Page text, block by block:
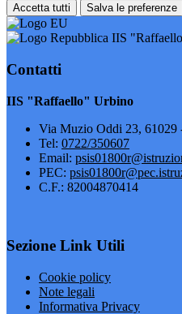
Accetta tutti Salva le preferenze
IIS
Contatti
IIS "Raffaello" Urbino
Via Muzio Oddi 23, 61029
Tel: 0722/350607
Email:
PEC:
C.F.: 82004870414
Sezione Link Utili
Cookie policy
Note legali
Informativa Privacy